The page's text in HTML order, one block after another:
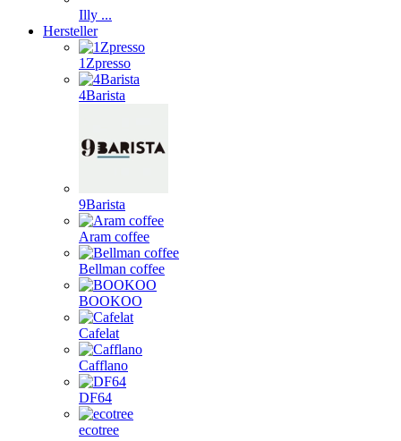
Illy ...
Hersteller
1Zpresso
4Barista
9Barista
Aram coffee
Bellman coffee
BOOKOO
Cafelat
Cafflano
DF64
ecotree